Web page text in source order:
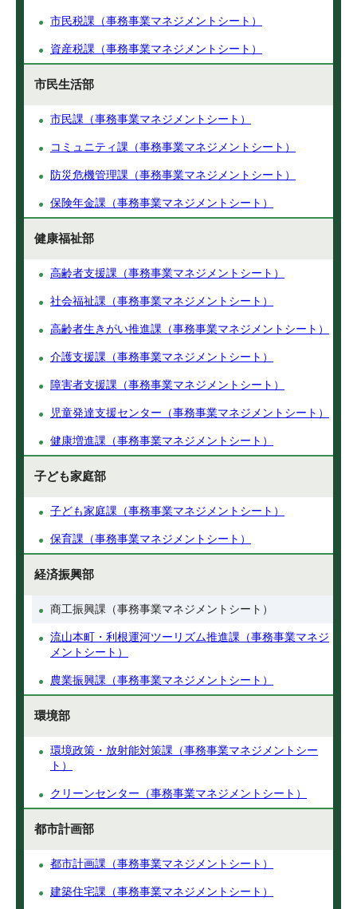
市民税課（事務事業マネジメントシート）
資産税課（事務事業マネジメントシート）
市民生活部
市民課（事務事業マネジメントシート）
コミュニティ課（事務事業マネジメントシート）
防災危機管理課（事務事業マネジメントシート）
保険年金課（事務事業マネジメントシート）
健康福祉部
高齢者支援課（事務事業マネジメントシート）
社会福祉課（事務事業マネジメントシート）
高齢者生きがい推進課（事務事業マネジメントシート）
介護支援課（事務事業マネジメントシート）
障害者支援課（事務事業マネジメントシート）
児童発達支援センター（事務事業マネジメントシート）
健康増進課（事務事業マネジメントシート）
子ども家庭部
子ども家庭課（事務事業マネジメントシート）
保育課（事務事業マネジメントシート）
経済振興部
商工振興課（事務事業マネジメントシート）
流山本町・利根運河ツーリズム推進課（事務事業マネジ
メントシート）
農業振興課（事務事業マネジメントシート）
環境部
環境政策・放射能対策課（事務事業マネジメントシー
ト）
クリーンセンター（事務事業マネジメントシート）
都市計画部
都市計画課（事務事業マネジメントシート）
建築住宅課（事務事業マネジメントシート）